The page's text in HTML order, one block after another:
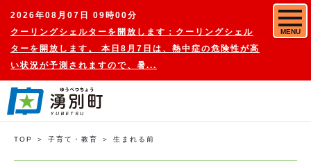
2026年08月07日 09時00分
クーリングシェルターを開放します：クーリングシェル
ターを開放します。 本日8月7日は、熱中症の危険性が高
い状況が予測されますので、暑...
MENU
TOP 子育て・教育 生まれる前